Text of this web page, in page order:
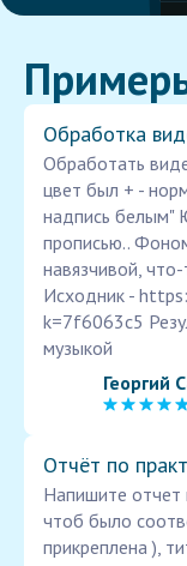
Обработка
Обработать
цвет был + -
надпись белым"
прописью..
навязчивой, что-
Исходник -
k=7f6063c5
музыкой
Георгий
Отчёт по
Напишите отчет
чтоб было
прикреплена ),